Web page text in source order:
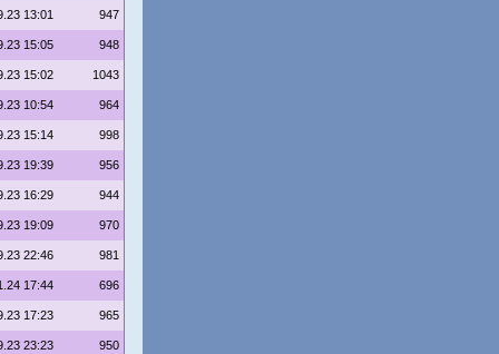
13:01 947
15:05 948
15:02 1043
10:54 964
15:14 998
19:39 956
16:29 944
19:09 970
22:46 981
17:44 696
17:23 965
23:23 950